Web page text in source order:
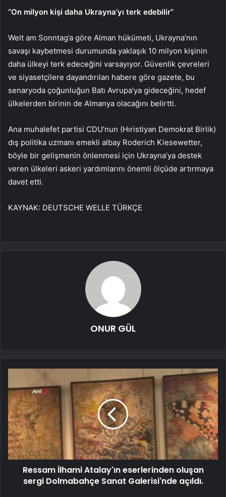
“On milyon kişi daha Ukrayna’yı terk edebilir”
Welt am Sonntag’a göre Alman hükümeti, Ukrayna’nın
savaşı kaybetmesi durumunda yaklaşık 10 milyon kişinin
daha ülkeyi terk edeceğini varsayıyor. Güvenlik çevreleri
ve siyasetçilere dayandırılan habere göre gazete, bu
senaryoda çoğunluğun Batı Avrupa’ya gideceğini, hedef
ülkelerden birinin de Almanya olacağını belirtti.
Ana muhalefet partisi CDU’nun (Hıristiyan Demokrat Birlik)
dış politika uzmanı emekli albay Roderich Kiesewetter,
böyle bir gelişmenin önlenmesi için Ukrayna’ya destek
veren ülkeleri askeri yardımlarını önemli ölçüde artırmaya
davet etti.
KAYNAK: DEUTSCHE WELLE TÜRKÇE
ONUR GÜL
Ressam İlhami Atalay'ın eserlerinden oluşan
sergi Dolmabahçe Sanat Galerisi'nde açıldı.